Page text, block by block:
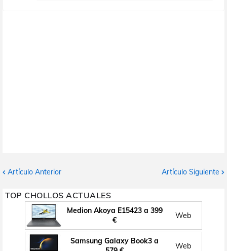
Artículo Anterior Artículo Siguiente
TOP CHOLLOS ACTUALES
Medion Akoya E15423 a 399
€
Web
Samsung Galaxy Book3 a
Web